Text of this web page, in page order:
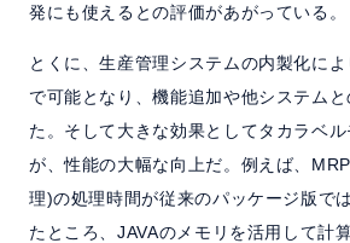
発にも使えるとの評価があがっている。
とくに、生産管理システムの内製化に
で可能となり、機能追加や他システム
た。そして大きな効果としてタカラベ
が、性能の大幅な向上だ。例えば、
理)の処理時間が従来のパッケージ版で
たところ、JAVAのメモリを活用して計